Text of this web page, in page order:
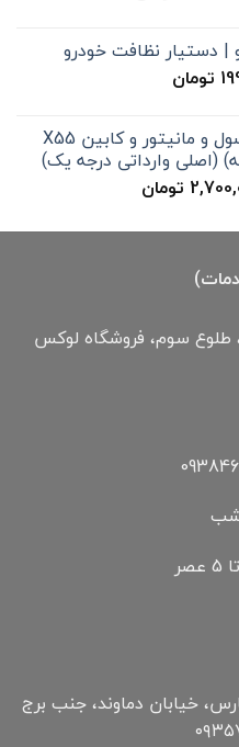
تا
| دستیار نظافت خودرو
تومانقیمت
است. محافظ خودترمیم کنسول و مانیتور و کابین X55
4,000,000 تومان
تومانقیمت
2,700,000 تومان
طلوع سوم، فروشگاه لوکس
خیابان دماوند، جنب برج